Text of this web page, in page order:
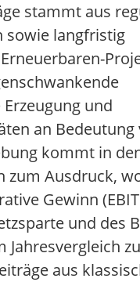
stammt aus
sowie langfristig
und
an Bedeutung
kommt in
zum Ausdruck,
Gewinn
und des
Jahresvergleich
aus